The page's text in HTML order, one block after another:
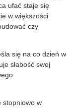
ufać staje się
w większości
czy
się na co dzień w
słabość swej
stopniowo w